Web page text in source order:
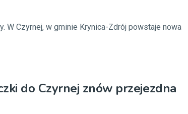
W Czyrnej, w gminie Krynica-Zdrój powstaje nowa
do Czyrnej znów przejezdna